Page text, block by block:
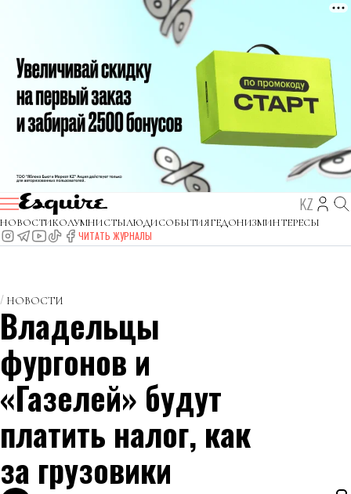
KZ
НОВОСТИКОЛУМНИСТЫЛЮДИСОБЫТИЯГЕДОНИЗМИНТЕРЕСЫ
ЧИТАТЬ ЖУРНАЛЫ
НОВОСТИ
Владельцы
фургонов и
«Газелей» будут
платить налог, как
за грузовики